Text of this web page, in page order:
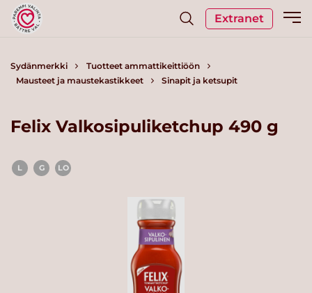
Extranet
Sydänmerkki
Tuotteet ammattikeittiöön
Mausteet ja maustekastikkeet
Sinapit ja ketsupit
Felix Valkosipuliketchup 490 g
L G LO